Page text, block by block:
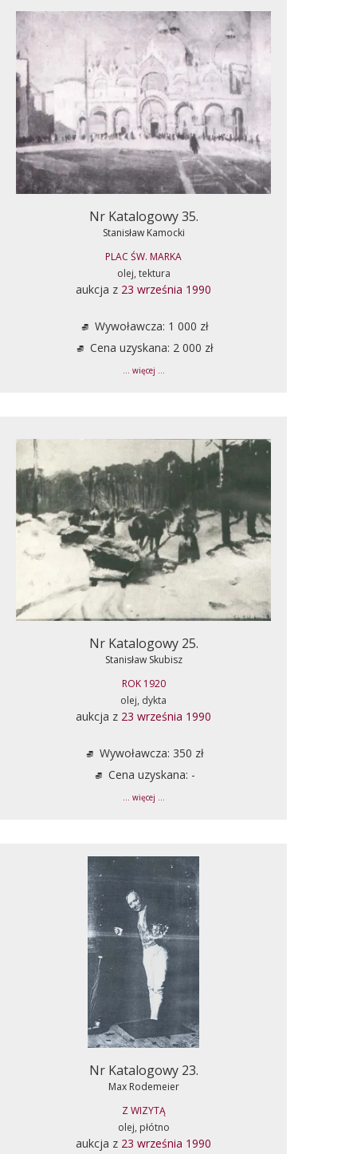
Nr Katalogowy 35.
Stanisław Kamocki
PLAC ŚW. MARKA
olej, tektura
aukcja z 23 września 1990
Wywoławcza: 1 000 zł
Cena uzyskana: 2 000 zł
... więcej ...
Nr Katalogowy 25.
Stanisław Skubisz
ROK 1920
olej, dykta
aukcja z 23 września 1990
Wywoławcza: 350 zł
Cena uzyskana: -
... więcej ...
Nr Katalogowy 23.
Max Rodemeier
Z WIZYTĄ
olej, płótno
aukcja z 23 września 1990